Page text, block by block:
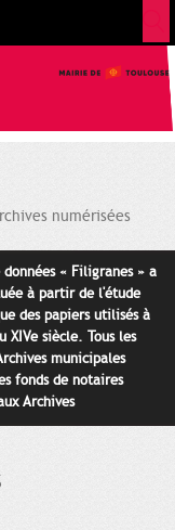
numérisées
données « Filigranes » a
à partir de l'étude
des papiers utilisés à
XIVe siècle. Tous les
municipales
fonds de notaires
Archives
pour cette